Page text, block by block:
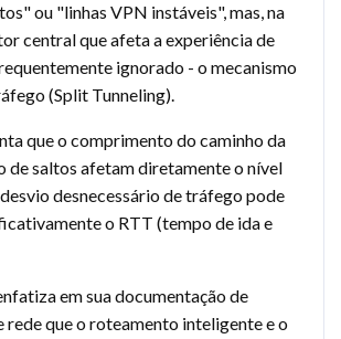
ou "linhas VPN instáveis", mas, na
central que afeta a experiência de
ignorado - o mecanismo
(Split Tunneling).
que o comprimento do caminho da
de saltos afetam diretamente o nível
desnecessário de tráfego pode
o RTT (tempo de ida e
em sua documentação de
rede que o roteamento inteligente e o